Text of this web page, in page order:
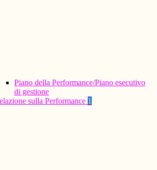
Piano della Performance/Piano esecutivo
di gestione
sulla Performance 1